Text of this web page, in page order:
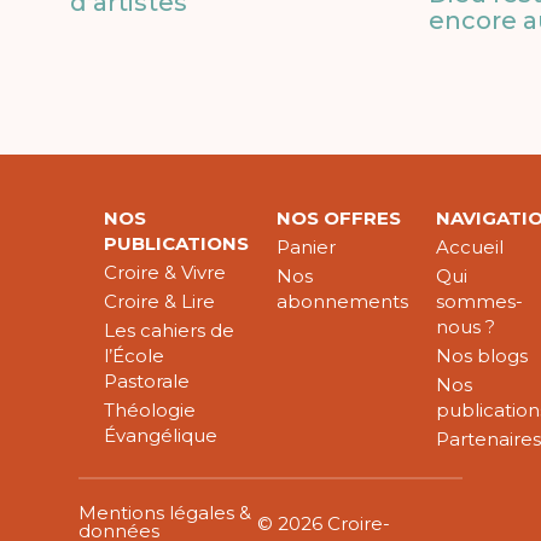
encore
NOS
PUBLICATIONS
Croire & Vivre
Croire & Lire
Les cahiers de
l’École
Pastorale
Théologie
Évangélique
NOS OFFRES
Panier
Nos
abonnements
Accueil
Qui
sommes-
nous ?
Nos blogs
Nos
Partenaires
Mentions légales &
données
© 2026 Croire-